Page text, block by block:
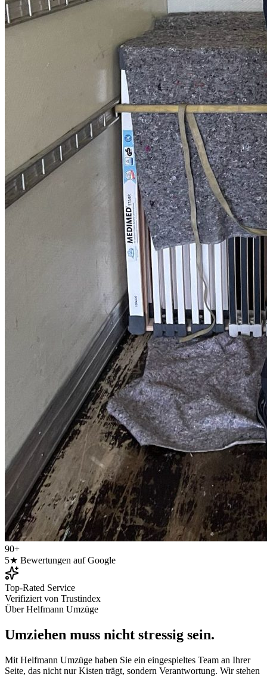
90+
5★ Bewertungen auf Google
Top-Rated Service
Verifiziert von Trustindex
Über Helfmann Umzüge
Umziehen muss nicht stressig sein.
Mit Helfmann Umzüge haben Sie ein eingespieltes Team an Ihrer
Seite, das nicht nur Kisten trägt, sondern Verantwortung. Wir stehen